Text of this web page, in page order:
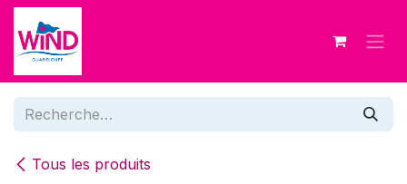
Se rendre au contenu
Tous les produits